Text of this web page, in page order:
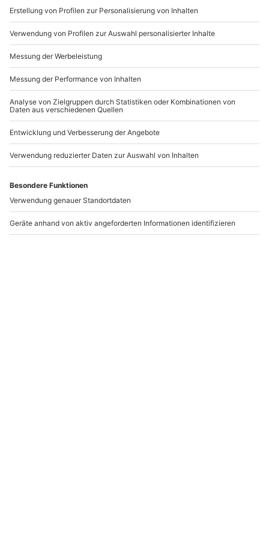
www.b2b.mydays.de/
Artikelnummer:17304
Andere Produkte entdecken
Baby Fotoshooting
Solingen
Paar-Fotoshooting
Haan